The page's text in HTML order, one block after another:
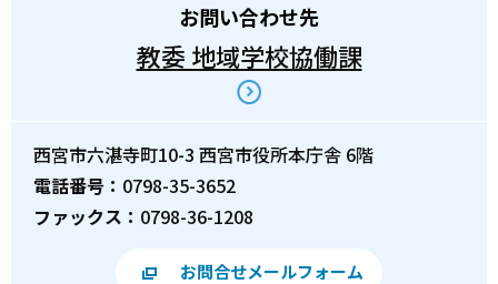
お問い合わせ先
教委 地域学校協働課
西宮市六湛寺町10-3 西宮市役所本庁舎 6階
電話番号： 0798-35-3652
ファックス： 0798-36-1208
お問合せメールフォーム